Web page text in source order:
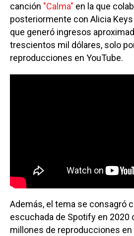
canción "Calma" en la que
posteriormente con Alicia
que generó ingresos
trescientos mil dólares, solo
reproducciones en YouTube.
Además, el tema se consagró
escuchada de Spotify en 2020
millones de reproducciones